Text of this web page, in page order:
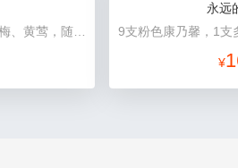
永远
¥